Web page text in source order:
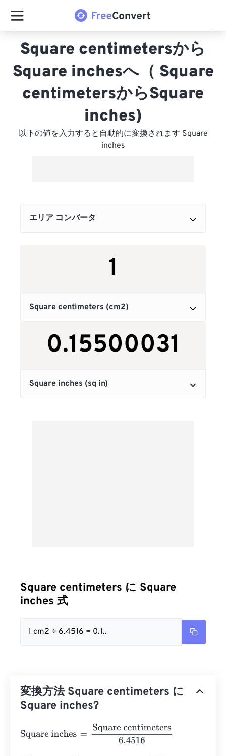
Square centimetersから
Square inchesへ（ Square
centimetersからSquare
inches)
以下の値を入力すると自動的に変換されます Square
inches
Square centimeters に Square
inches 式
1 cm2 ÷ 6.4516 = 0.1..
変換方法 Square centimeters に
Square inches?
Square inches Square centimeters6.4516